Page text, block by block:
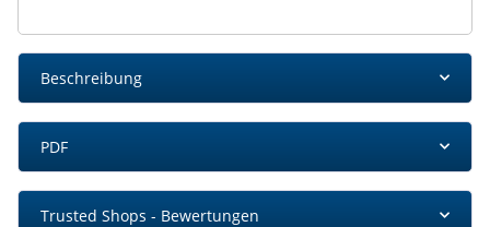
Beschreibung
PDF
Trusted Shops - Bewertungen